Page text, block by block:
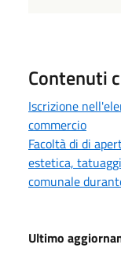
Contenuti
Iscrizione
commercio
Facoltà di di
estetica,
comunale
Ultimo